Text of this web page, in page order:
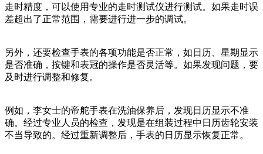
走时精度，可以使用专业的走时测试仪进行测试。如果走时误
差超出了正常范围，需要进行进一步的调试。
另外，还要检查手表的各项功能是否正常，如日历、星期显示
是否准确，按键和表冠的操作是否灵活等。如果发现问题，要
及时进行调整和修复。
例如，李女士的帝舵手表在洗油保养后，发现日历显示不准
确。经过专业人员的检查，发现是在组装过程中日历齿轮安装
不当导致的。经过重新调整后，手表的日历显示恢复正常。